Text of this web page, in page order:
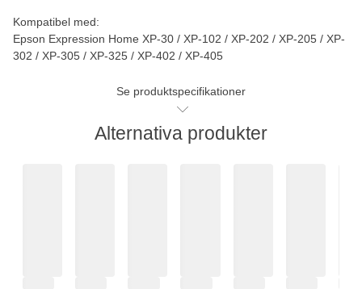
Kompatibel med:
Epson Expression Home XP-30 / XP-102 / XP-202 / XP-205 / XP-
302 / XP-305 / XP-325 / XP-402 / XP-405
Se produktspecifikationer
Alternativa produkter